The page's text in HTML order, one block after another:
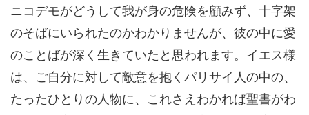
ニコデモがどうして我が身の危険を顧みず、十字架
のそばにいられたのかわかりませんが、彼の中に愛
のことばが深く生きていたと思われます。イエス様
は、ご自分に対して敵意を抱くパリサイ人の中の、
たったひとりの人物に、これさえわかれば聖書がわ